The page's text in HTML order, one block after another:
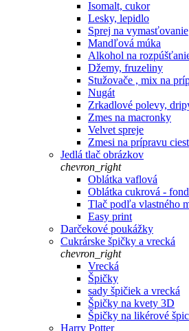
Isomalt, cukor
Lesky, lepidlo
Sprej na vymasťovanie
Mandľová múka
Alkohol na
Džemy, fruzeliny
Stužovače , mix na
Nugát
Zrkadlové polevy,
Zmes na macronky
Velvet spreje
Zmesi na prípravu ciest
Jedlá tlač obrázkov
chevron_right
Oblátka vaflová
Oblátka cukrová -
Tlač podľa vlastného
Easy print
Darčekové poukážky
Cukrárske špičky a vrecká
chevron_right
Vrecká
Špičky
sady špičiek a vrecká
Špičky na kvety 3D
Špičky na likérové
Harry Potter